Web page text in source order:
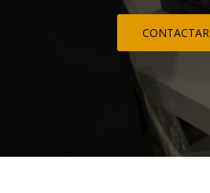
CONTACTAR